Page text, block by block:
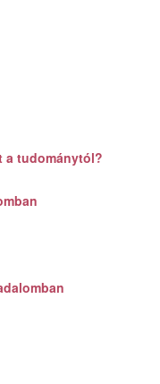
a tudománytól?